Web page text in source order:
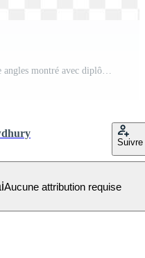
ensemble de différent aigu et droite angles montré avec diplôme des mesures, comprenant dix, 15, 30, 45, 60, 75, et 90 degrés, illustrant angle les types dans géométrie Vecteur Pro
Suivre
Aucune attribution requise